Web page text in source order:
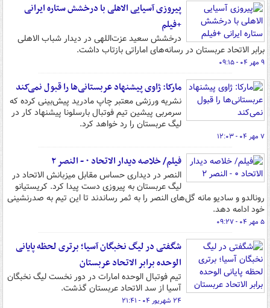
پیروزی آسیایی الاهلی با درخشش ستاره ایرانی
+فیلم
درخشش سعید عزت‌اللهی در دیدار شباب الاهلی
برابر الاتحاد عربستان در رسانه‌های اماراتی بازتاب داشت.
۹ مهر ۰۴ - ۰۹:۱۵
مارکا: ژاوی پیشنهاد عربستانی‌ها را قبول نمی‌کند
نشریه ورزشی معتبر چاپ مادرید پیش‌بینی کرده که
سرمربی پیشین تیم فوتبال بارسلونا پیشنهاد کار در
لیگ عربستان را رد خواهد کرد.
۷ مهر ۰۴ - ۱۲:۰۳
فیلم/ خلاصه دیدار الاتحاد ۰ - النصر ۲
النصر در دیداری حساس مقابل میزبانش الاتحاد در
لیگ عربستان به پیروزی دست پیدا کرد. کریستیانو
رونالدو و سادیو مانه گل‌های النصر را به ثمر رساندند تا این تیم به صدرنشینی
خود ادامه دهد.
۵ مهر ۰۴ - ۰۹:۲۷
شگفتی در لیگ نخبگان آسیا؛ برتری لحظه پایانی
الوحده برابر الاتحاد عربستان
تیم فوتبال الوحده امارات در دور نخست لیگ نخبگان
آسیا از سد الاتحاد عربستان گذشت.
۲۴ شهریور ۰۴ - ۲۱:۴۱